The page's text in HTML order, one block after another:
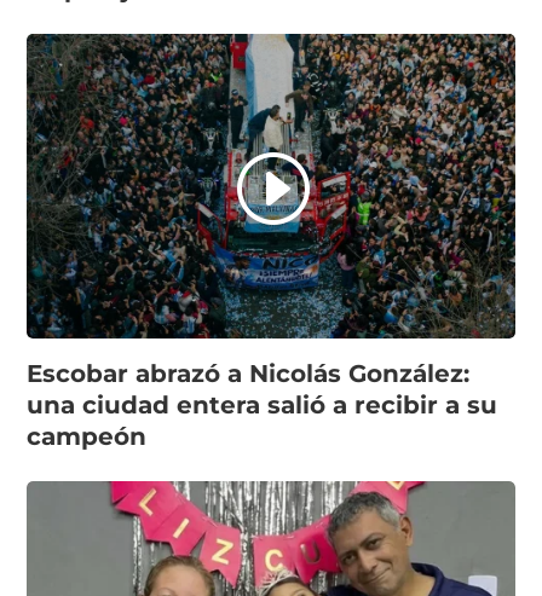
Escobar abrazó a Nicolás González:
una ciudad entera salió a recibir a su
campeón